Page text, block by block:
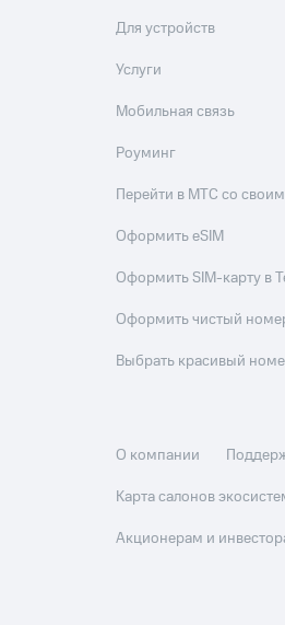
Для устройств
Услуги
Мобильная связь
Роуминг
Перейти в МТС со
Оформить eSIM
Оформить SIM-карту в
Оформить чистый
Выбрать красивый
О компании
Карта салонов
Акционерам и